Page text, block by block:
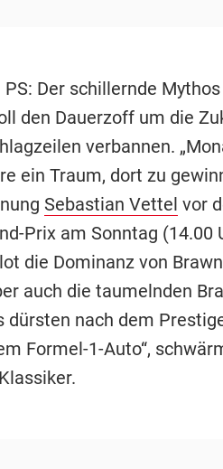
Der schillernde
den Dauerzoff um die
verbannen.
ein Traum, dort zu
Sebastian Vettel vor
Prix am Sonntag (14.00
die Dominanz von
auch die taumelnden
dürsten nach dem
Formel-1-Auto“,